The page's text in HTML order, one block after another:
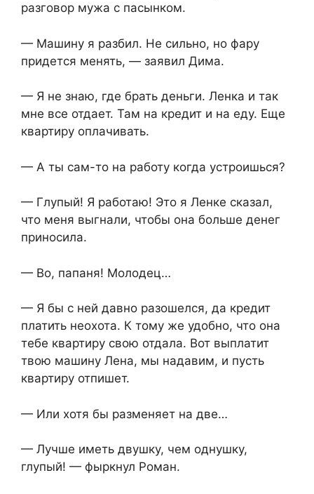
разговор мужа с пасынком.
— Машину я разбил. Не сильно, но фару
придется менять, — заявил Дима.
— Я не знаю, где брать деньги. Ленка и так
мне все отдает. Там на кредит и на еду. Еще
квартиру оплачивать.
— А ты сам-то на работу когда устроишься?
— Глупый! Я работаю! Это я Ленке сказал,
что меня выгнали, чтобы она больше денег
приносила.
— Во, папаня! Молодец…
— Я бы с ней давно разошелся, да кредит
платить неохота. К тому же удобно, что она
тебе квартиру свою отдала. Вот выплатит
твою машину Лена, мы надавим, и пусть
квартиру отпишет.
— Или хотя бы разменяет на две…
— Лучше иметь двушку, чем однушку,
глупый! — фыркнул Роман.